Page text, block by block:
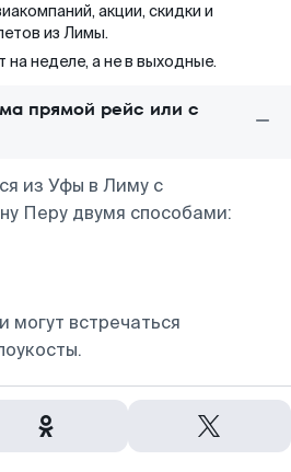
акции, скидки и
из Лимы.
на неделе, а не в выходные.
прямой рейс или с
из Уфы в Лиму с
Перу двумя способами:
могут встречаться